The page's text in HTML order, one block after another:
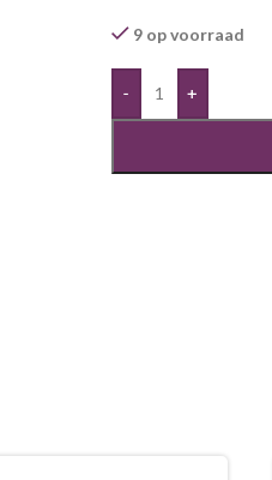
9 op voorraad
- +